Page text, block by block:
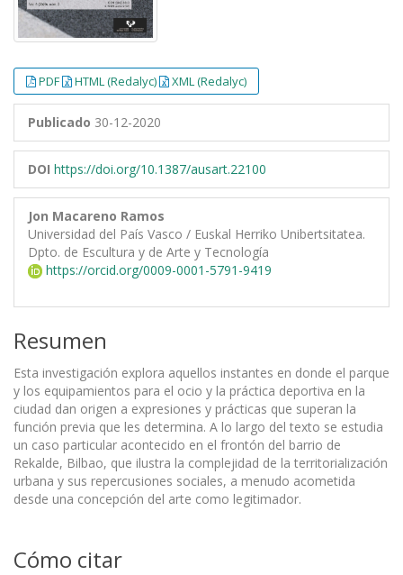
PDF HTML (Redalyc) XML (Redalyc)
Publicado 30-12-2020
DOI https://doi.org/10.1387/ausart.22100
Jon Macareno Ramos
Universidad del País Vasco / Euskal Herriko Unibertsitatea.
Dpto. de Escultura y de Arte y Tecnología
https://orcid.org/0009-0001-5791-9419
Resumen
Esta investigación explora aquellos instantes en donde el parque
y los equipamientos para el ocio y la práctica deportiva en la
ciudad dan origen a expresiones y prácticas que superan la
función previa que les determina. A lo largo del texto se estudia
un caso particular acontecido en el frontón del barrio de
Rekalde, Bilbao, que ilustra la complejidad de la territorialización
urbana y sus repercusiones sociales, a menudo acometida
desde una concepción del arte como legitimador.
Cómo citar